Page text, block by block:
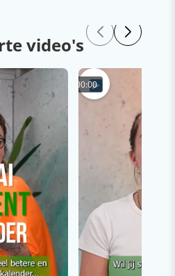
video's
00:00